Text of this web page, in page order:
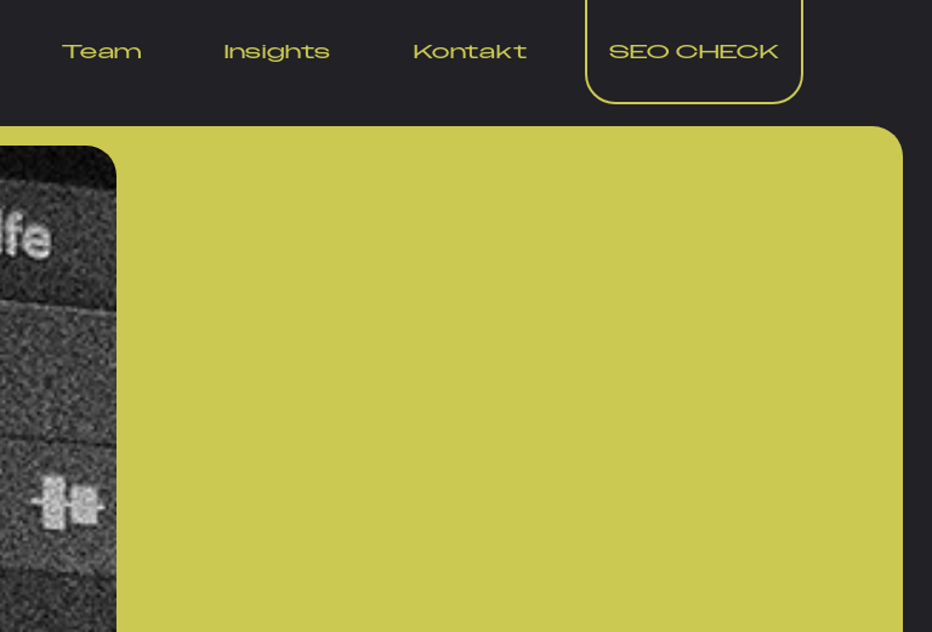
Team Insights Kontakt SEO CHECK
für klare, authentische